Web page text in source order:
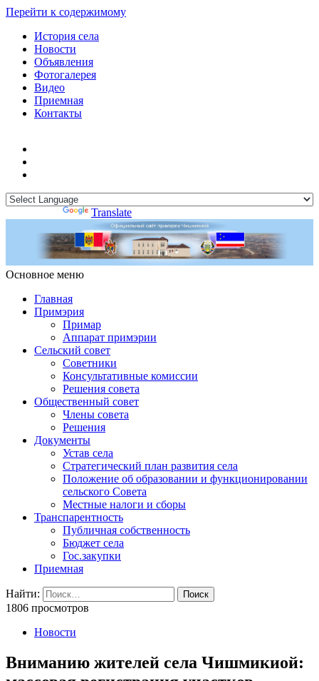
Перейти к содержимому
История села
Новости
Объявления
Фотогалерея
Видео
Приемная
Контакты
Translate
Основное меню
Примэрия Чишмикиой
Главная
Примэрия
Примар
Аппарат примэрии
Сельский совет
Советники
Консультативные комиссии
Решения совета
Общественный совет
Члены совета
Решения
Документы
Устав села
Стратегический план развития села
Положение об образовании и функционировании
сельского Совета
Местные налоги и сборы
Транспарентность
Публичная собственность
Бюджет села
Гос.закупки
Приемная
Найти:
1806 просмотров
Новости
Вниманию жителей села Чишмикиой: